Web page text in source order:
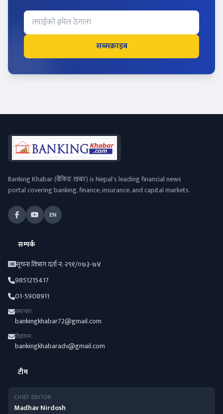
सब्सक्राइब
Banking Khabar (बैंकिङ खबर) is Nepal's leading financial news
portal covering banking, finance, insurance, and capital markets.
EN
सम्पर्क
सूचना विभाग दर्ता नं: २९१/०७३-७४
9851215417
01-5908911
समाचार:
bankingkhabar72@gmail.com
विज्ञापन:
bankingkhabaradv@gmail.com
टीम
CHIEF EDITOR
Madhav Nirdosh